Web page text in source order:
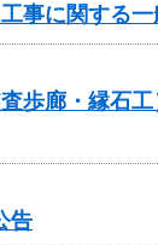
事に関する一
歩廊・縁石
告